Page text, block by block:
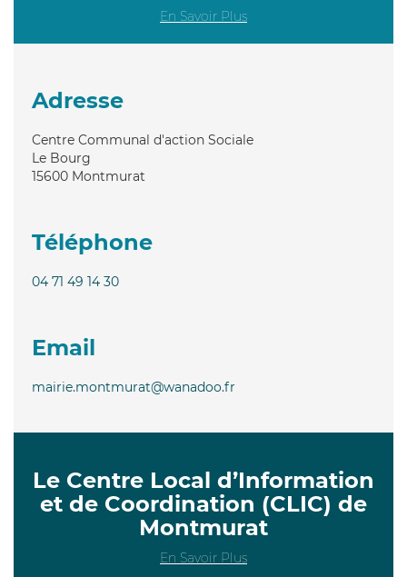
En Savoir Plus
Adresse
Centre Communal d'action Sociale
Le Bourg
15600 Montmurat
Téléphone
04 71 49 14 30
Email
mairie.montmurat@wanadoo.fr
Le Centre Local d’Information
et de Coordination (CLIC) de
Montmurat
En Savoir Plus